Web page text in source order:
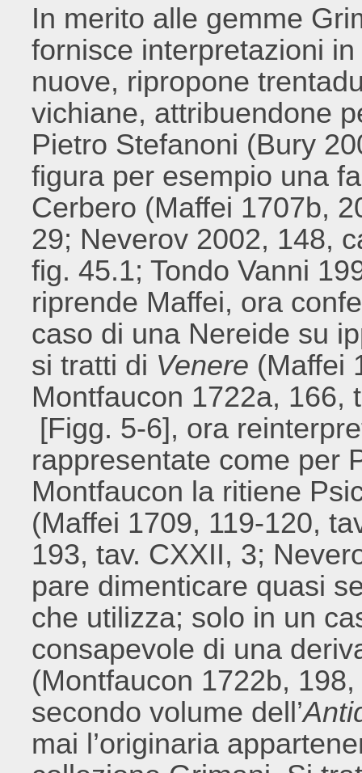
In merito alle gemme
fornisce interpretazioni
nuove, ripropone
vichiane, attribuendone
Pietro Stefanoni (Bury
figura per esempio una
Cerbero (Maffei 1707b,
29; Neverov 2002, 148,
fig. 45.1; Tondo Vanni
riprende Maffei, ora
caso di una Nereide su
si tratti di Venere (Maffei
Montfaucon 1722a, 166,
[Figg. 5-6], ora
rappresentate come per
Montfaucon la ritiene
(Maffei 1709, 119-120,
193, tav. CXXII, 3;
pare dimenticare quasi
che utilizza; solo in un
consapevole di una
(Montfaucon 1722b,
secondo volume dell’
mai l’originaria